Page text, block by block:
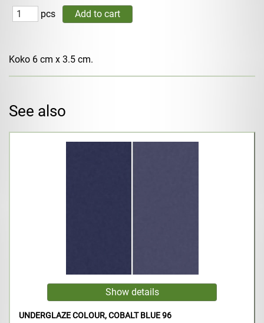
pcs
Koko 6 cm x 3.5 cm.
See also
UNDERGLAZE COLOUR, COBALT BLUE 96